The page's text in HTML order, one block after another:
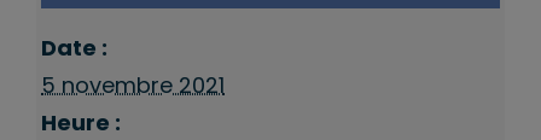
Date :
5 novembre 2021
Heure :